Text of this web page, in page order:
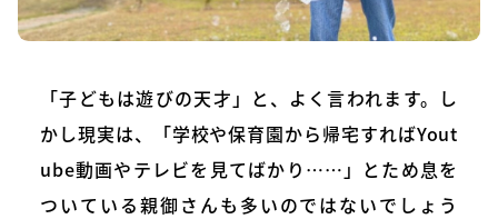
「子どもは遊びの天才」と、よく言われます。し
かし現実は、「学校や保育園から帰宅すればYout
ube動画やテレビを見てばかり……」とため息を
ついている親御さんも多いのではないでしょう